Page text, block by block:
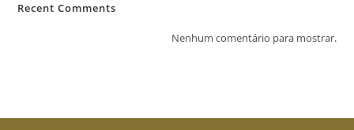
Recent Comments
Nenhum comentário para mostrar.